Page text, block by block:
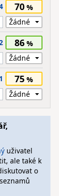
70
86
1 75
uživatel
ale také k
o